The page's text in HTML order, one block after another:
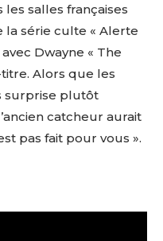
salles françaises
la série culte « Alerte
Dwayne « The
Alors que les
surprise plutôt
catcheur aurait
pas fait pour vous ».